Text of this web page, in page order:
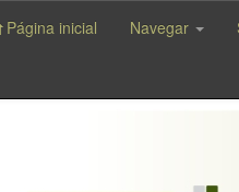
Página inicial Navegar